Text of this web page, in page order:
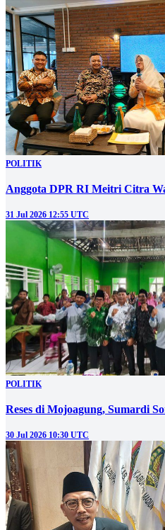
POLITIK
Anggota DPR RI Meitri Citra
31 Jul 2026 12:55 UTC
POLITIK
Reses di Mojoagung, Sumardi
30 Jul 2026 10:30 UTC